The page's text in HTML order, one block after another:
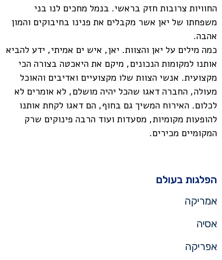
החוויות צרובות חזק בראשי. בנמל מחכים לנו בני
משפחתו של יאן אשר מקבלים את פנינו בחיבוקים והמון
אהבה.
כמה מילים על יאן והצוות. יאן, איש ים אמיתי, ידע להביא
אותנו למקומות הנכונים, מיקם את היאכטה בצורה הכי
מקצועית. אנשי הצוות שלו מקצועיים ואדיבים והאוכל
מעולה, החברה דאגו שהכל יהיה מושלם, לא אומרים לא
לכלום. האירוח המשיך גם בחוף, הם דאגו לקחת אותנו
להופעות מקומיות, מסעדות ועוד הרבה פינוקים שרק
המקומיים מכירים.
הפלגות בעולם
אמריקה
אסיה
אפריקה